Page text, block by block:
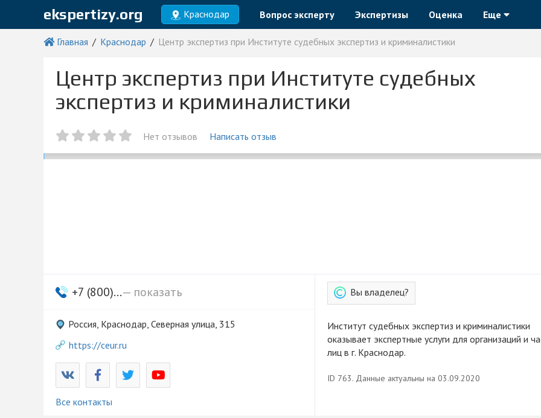
ekspertizy.org Краснодар Вопрос эксперту Экспертизы Оценка Еще
Главная Краснодар Центр экспертиз при Институте судебных экспертиз и криминалистики
Центр экспертиз при Институте судебных
экспертиз и криминалистики
Нет отзывов Написать отзыв
+7 (800)...— показать
Россия, Краснодар, Северная улица, 315
https://ceur.ru
Все контакты
Вы владелец?
Институт судебных экспертиз и криминалистики
оказывает экспертные услуги для организаций и
лиц в г. Краснодар.
ID 763. Данные актуальны на 03.09.2020